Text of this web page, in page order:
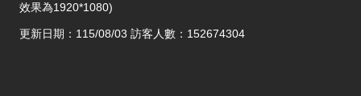
效果為1920*1080)
更新日期：115/08/03 訪客人數：152674304